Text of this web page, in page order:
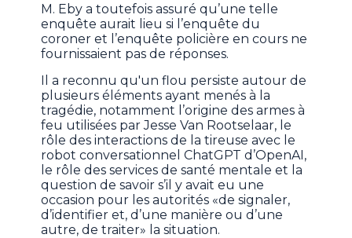
M. Eby a toutefois assuré qu’une telle
enquête aurait lieu si l’enquête du
coroner et l’enquête policière en cours ne
fournissaient pas de réponses.
Il a reconnu qu'un flou persiste autour de
plusieurs éléments ayant menés à la
tragédie, notamment l’origine des armes à
feu utilisées par Jesse Van Rootselaar, le
rôle des interactions de la tireuse avec le
robot conversationnel ChatGPT d’OpenAI,
le rôle des services de santé mentale et la
question de savoir s’il y avait eu une
occasion pour les autorités «de signaler,
d’identifier et, d’une manière ou d’une
autre, de traiter» la situation.